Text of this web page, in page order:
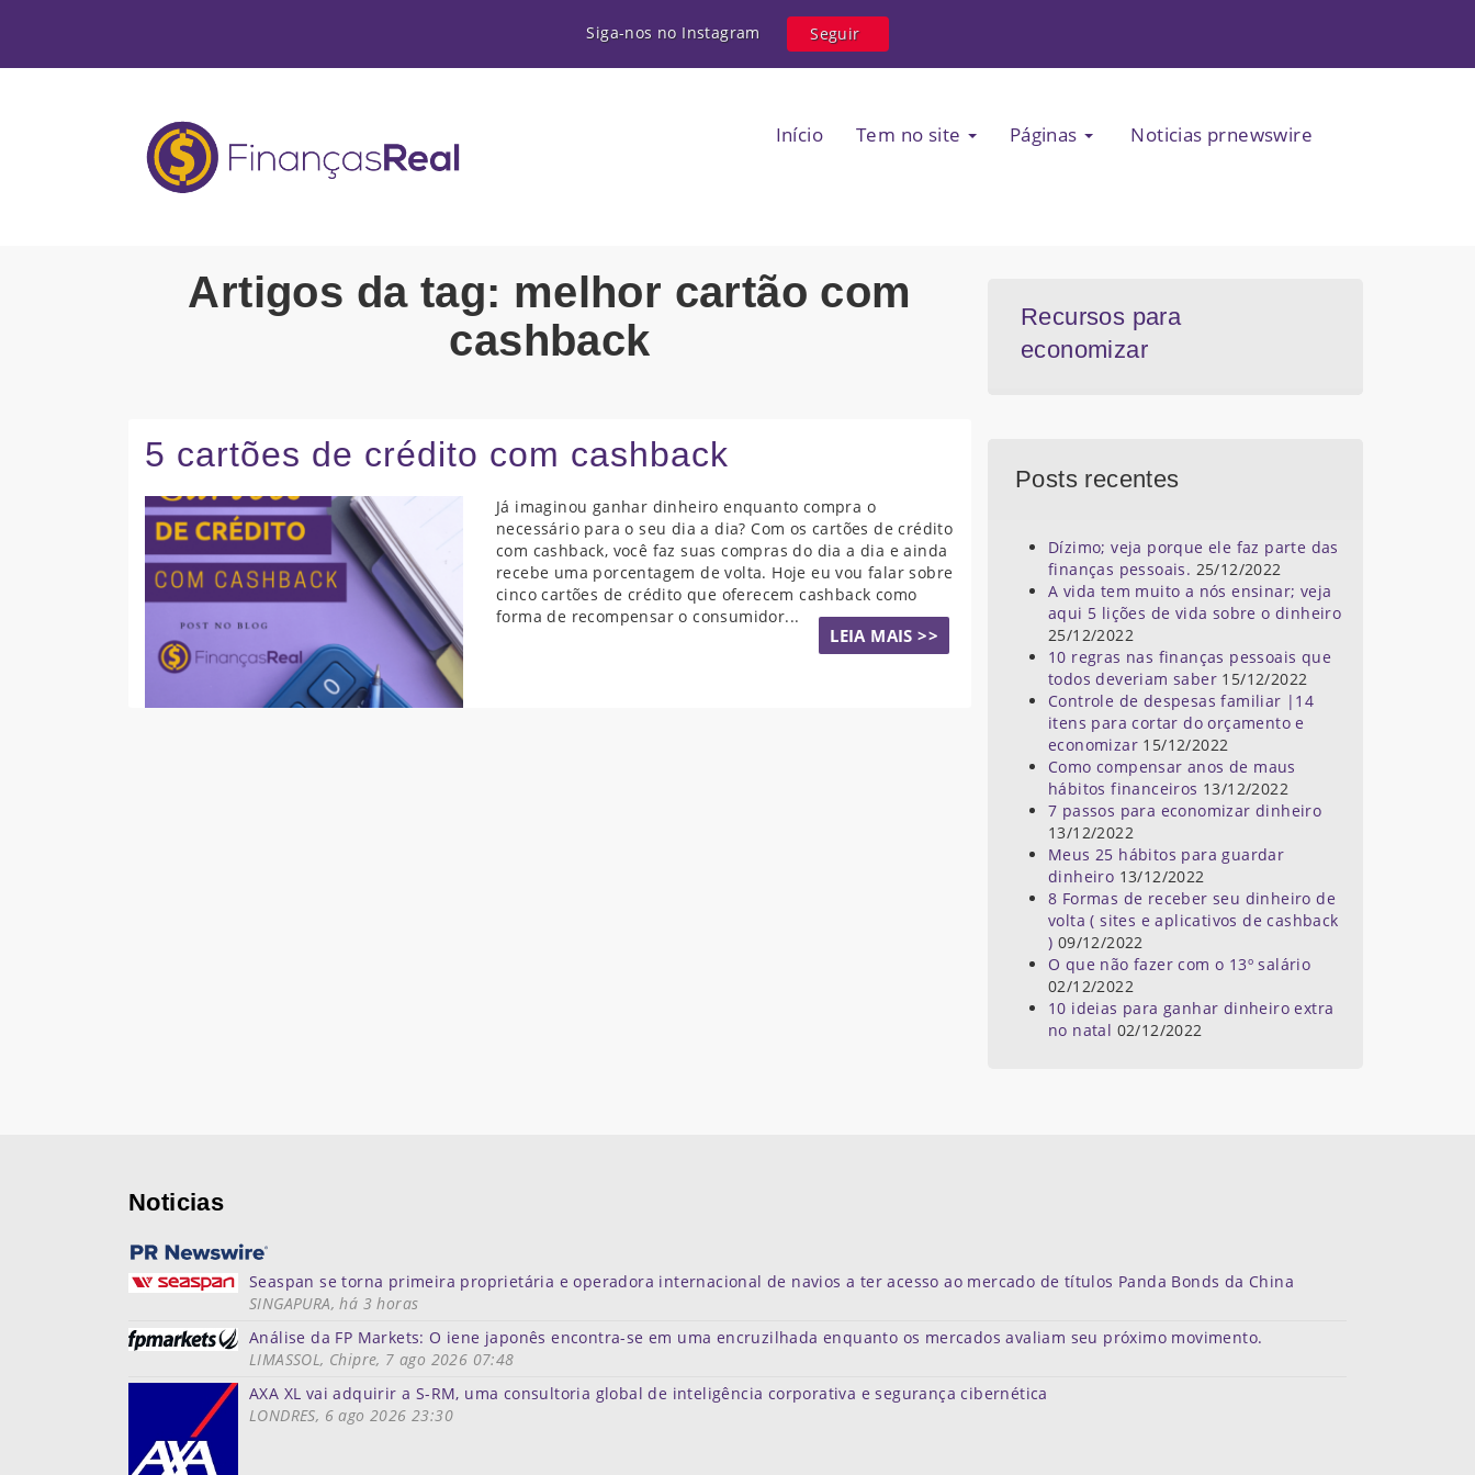
Siga-nos no Instagram Seguir
Início Tem no site Páginas Noticias prnewswire
Artigos da tag: melhor cartão com
cashback
5 cartões de crédito com cashback
Já imaginou ganhar dinheiro enquanto compra o
necessário para o seu dia a dia? Com os cartões de crédito
com cashback, você faz suas compras do dia a dia e ainda
recebe uma porcentagem de volta. Hoje eu vou falar sobre
cinco cartões de crédito que oferecem cashback como
forma de recompensar o consumidor...
LEIA MAIS >>
Recursos para
economizar
Posts recentes
Dízimo; veja porque ele faz parte das
finanças pessoais. 25/12/2022
A vida tem muito a nós ensinar; veja
aqui 5 lições de vida sobre o dinheiro
25/12/2022
10 regras nas finanças pessoais que
todos deveriam saber 15/12/2022
Controle de despesas familiar |14
itens para cortar do orçamento e
economizar 15/12/2022
Como compensar anos de maus
hábitos financeiros 13/12/2022
7 passos para economizar dinheiro
13/12/2022
Meus 25 hábitos para guardar
dinheiro 13/12/2022
8 Formas de receber seu dinheiro de
volta ( sites e aplicativos de cashback
) 09/12/2022
O que não fazer com o 13º salário
02/12/2022
10 ideias para ganhar dinheiro extra
no natal 02/12/2022
Noticias
Seaspan se torna primeira proprietária e operadora internacional de navios a ter acesso ao mercado de títulos Panda Bonds da China
SINGAPURA, há 3 horas
Análise da FP Markets: O iene japonês encontra-se em uma encruzilhada enquanto os mercados avaliam seu próximo movimento.
LIMASSOL, Chipre, 7 ago 2026 07:48
AXA XL vai adquirir a S-RM, uma consultoria global de inteligência corporativa e segurança cibernética
LONDRES, 6 ago 2026 23:30